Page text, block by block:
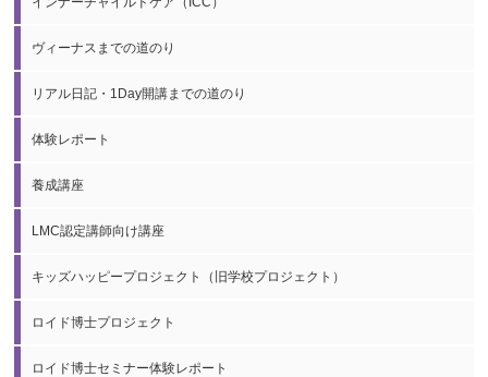
ヴィーナスまでの道のり
リアル日記・1Day開講までの道のり
体験レポート
養成講座
LMC認定講師向け講座
キッズハッピープロジェクト（旧学校プロジェクト）
ロイド博士プロジェクト
ロイド博士セミナー体験レポート